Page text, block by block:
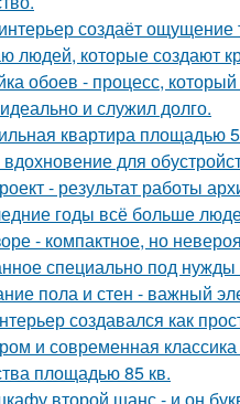
создаёт ощущение
людей, которые создают
обоев - процесс,
и служил долго.
квартира площадью
для
- результат работы
годы всё больше
- компактное, но
специально под нужды
пола и стен - важный
создавался как
и современная
площадью 85 кв.